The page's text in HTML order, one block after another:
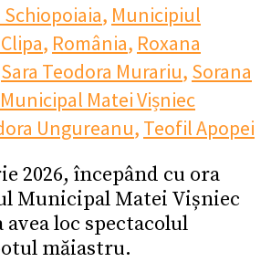
Schiopoiaia, Municipiul
, România, Roxana
Sara Teodora Murariu, Sorana
Matei Vișniec
Ungureanu, Teofil Apopei
2026, începând cu ora
Municipal Matei Vișniec
avea loc spectacolul
măiastru.